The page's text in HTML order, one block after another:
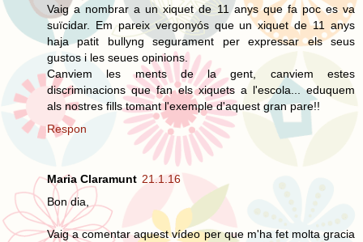
Vaig a nombrar a un xiquet de 11 anys que fa poc es va
suïcidar. Em pareix vergonyós que un xiquet de 11 anys
haja patit bullyng segurament per expressar els seus
gustos i les seues opinions.
Canviem les ments de la gent, canviem estes
discriminacions que fan els xiquets a l'escola... eduquem
als nostres fills tomant l'exemple d'aquest gran pare!!
Respon
Maria Claramunt 21.1.16
Bon dia,
Vaig a comentar aquest vídeo per que m'ha fet molta gracia